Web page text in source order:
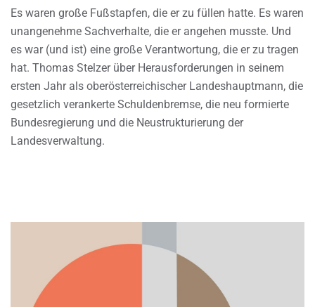
Es waren große Fußstapfen, die er zu füllen hatte. Es waren
unangenehme Sachverhalte, die er angehen musste. Und
es war (und ist) eine große Verantwortung, die er zu tragen
hat. Thomas Stelzer über Herausforderungen in seinem
ersten Jahr als oberösterreichischer Landeshauptmann, die
gesetzlich verankerte Schuldenbremse, die neu formierte
Bundesregierung und die Neustrukturierung der
Landesverwaltung.